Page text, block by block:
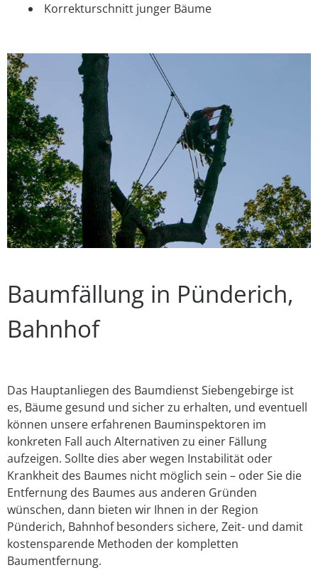
Korrekturschnitt junger Bäume
Baumfällung in Pünderich,
Bahnhof
Das Hauptanliegen des Baumdienst Siebengebirge ist
es, Bäume gesund und sicher zu erhalten, und eventuell
können unsere erfahrenen Bauminspektoren im
konkreten Fall auch Alternativen zu einer Fällung
aufzeigen. Sollte dies aber wegen Instabilität oder
Krankheit des Baumes nicht möglich sein – oder Sie die
Entfernung des Baumes aus anderen Gründen
wünschen, dann bieten wir Ihnen in der Region
Pünderich, Bahnhof besonders sichere, Zeit- und damit
kostensparende Methoden der kompletten
Baumentfernung.